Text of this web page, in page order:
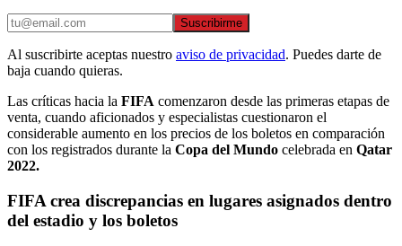
Suscribirme
Al suscribirte aceptas nuestro aviso de privacidad. Puedes darte de
baja cuando quieras.
Las críticas hacia la FIFA comenzaron desde las primeras etapas de
venta, cuando aficionados y especialistas cuestionaron el
considerable aumento en los precios de los boletos en comparación
con los registrados durante la Copa del Mundo celebrada en Qatar
2022.
FIFA crea discrepancias en lugares asignados dentro
del estadio y los boletos